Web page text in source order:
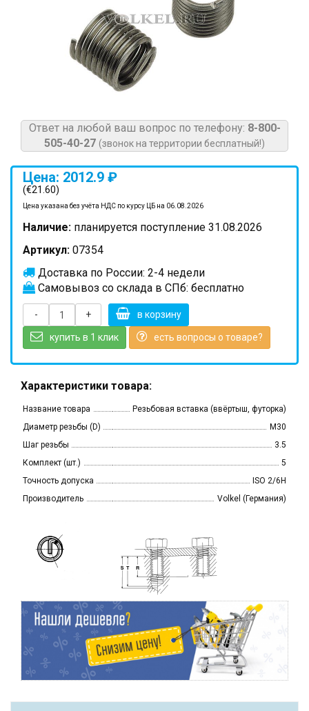
Ответ на любой ваш вопрос по телефону: 8-800-
505-40-27 (звонок на территории бесплатный!)
Цена: 2012.9 ₽
(€21.60)
Цена указана без учёта НДС по курсу ЦБ на 06.08.2026
Наличие: планируется поступление 31.08.2026
Артикул: 07354
Доставка по России: 2-4 недели
Самовывоз со склада в СПб: бесплатно
- + в корзину
купить в 1 клик есть вопросы о товаре?
Характеристики товара:
Название товара
Резьбовая вставка (ввёртыш, футорка)
Диаметр резьбы (D)
M30
Шаг резьбы
3.5
Комплект (шт.)
5
Точность допуска
ISO 2/6H
Производитель
Volkel (Германия)